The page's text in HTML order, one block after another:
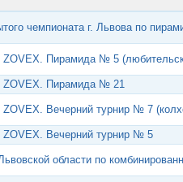
чемпионата г. Львова по
ZOVEX. Пирамида № 5
ZOVEX. Пирамида № 21
ZOVEX. Вечерний турнир № 7
ZOVEX. Вечерний турнир № 5
области по